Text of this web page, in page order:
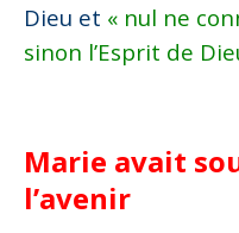
Dieu et « nul ne
sinon l’Esprit de
Marie avait
l’avenir